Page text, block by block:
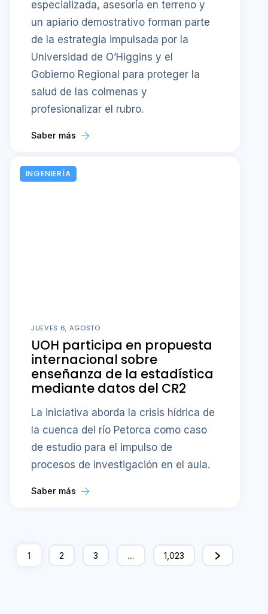
especializada, asesoría en terreno y
un apiario demostrativo forman parte
de la estrategia impulsada por la
Universidad de O’Higgins y el
Gobierno Regional para proteger la
salud de las colmenas y
profesionalizar el rubro.
Saber más
INGENIERÍA
JUEVES 6, AGOSTO
UOH participa en propuesta
internacional sobre
enseñanza de la estadística
mediante datos del CR2
La iniciativa aborda la crisis hídrica de
la cuenca del río Petorca como caso
de estudio para el impulso de
procesos de investigación en el aula.
Saber más
1 2 3 … 1,023